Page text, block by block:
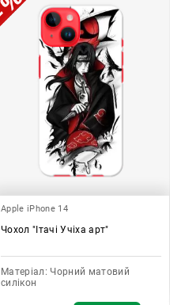
Apple iPhone 14
Чохол "Ітачі Учіха арт"
Матеріал: Чорний матовий
силікон